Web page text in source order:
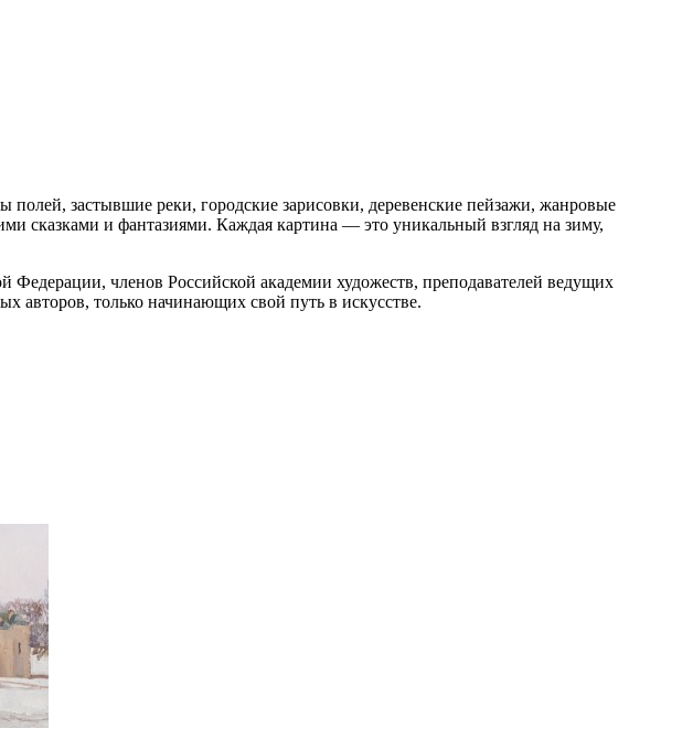
застывшие реки, городские зарисовки, деревенские пейзажи, жанровые
сказками и фантазиями. Каждая картина — это уникальный взгляд на зиму,
членов Российской академии художеств, преподавателей ведущих
авторов, только начинающих свой путь в искусстве.